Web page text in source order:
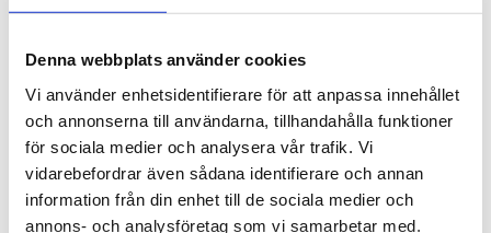
Denna webbplats använder cookies
Vi använder enhetsidentifierare för att anpassa innehållet
och annonserna till användarna, tillhandahålla funktioner
för sociala medier och analysera vår trafik. Vi
vidarebefordrar även sådana identifierare och annan
information från din enhet till de sociala medier och
annons- och analysföretag som vi samarbetar med.
THULE ROLLER XT L
1 780 kr
THULE PRO LADDER
1 695kr